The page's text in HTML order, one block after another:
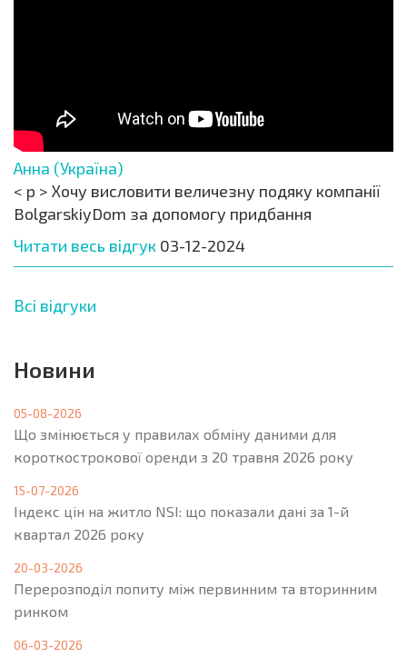
Анна (Україна)
< p > Хочу висловити величезну подяку компанії
BolgarskiyDom за допомогу придбання
Читати весь відгук 03-12-2024
Всі відгуки
Новини
05-08-2026
Що змінюється у правилах обміну даними для
короткострокової оренди з 20 травня 2026 року
15-07-2026
Індекс цін на житло NSI: що показали дані за 1-й
квартал 2026 року
20-03-2026
Перерозподіл попиту між первинним та вторинним
ринком
06-03-2026